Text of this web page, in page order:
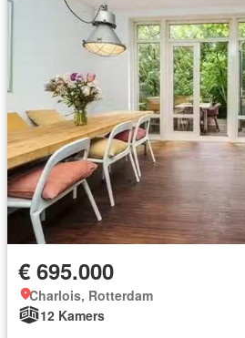
€ 695.000
Charlois, Rotterdam
12 Kamers